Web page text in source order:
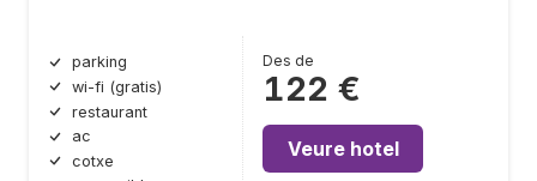
parking
wi-fi (gratis)
restaurant
ac
cotxe
Des de
122 €
Veure hotel